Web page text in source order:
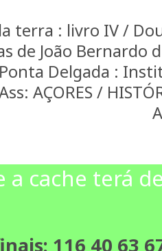
terra : livro IV /
de João Bernardo
Delgada :
AÇORES /
a cache terá
116 40 63